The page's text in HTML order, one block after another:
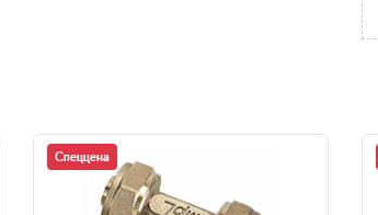
Спеццена